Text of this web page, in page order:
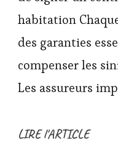
habitation
des garanties
compenser les
Les assureurs
LIRE l'ARTICLE